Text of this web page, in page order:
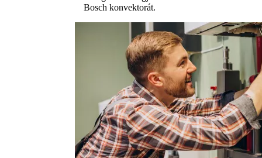
Bosch konvektorát.